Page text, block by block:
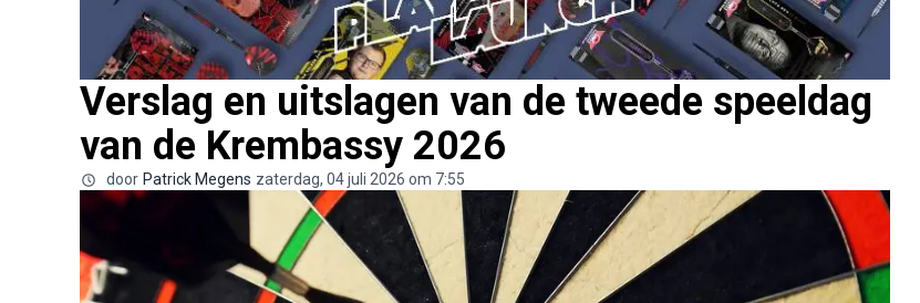
Verslag en uitslagen van de tweede speeldag
van de Krembassy 2026
door Patrick Megens zaterdag, 04 juli 2026 om 7:55